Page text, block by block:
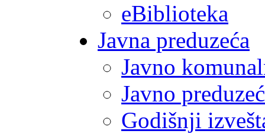
eBiblioteka
Javna preduzeća
Javno
Javno
Godišnji